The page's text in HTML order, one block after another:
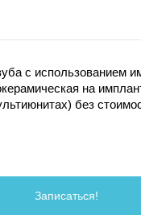
с использованием
на
без
Записаться!